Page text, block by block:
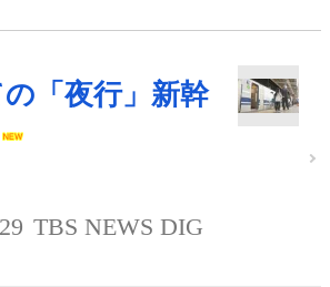
「夜行」新幹
TBS NEWS DIG